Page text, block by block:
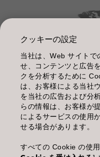
個
化粧品
クッキーの設定
当社は、Web サイトで
せ、コンテンツと広告
クを分析するために
は、お客様による当社
を当社の広告および分
らの情報は、お客様が
によるサービスの使用
せる場合があります。
すべての Cookie の使